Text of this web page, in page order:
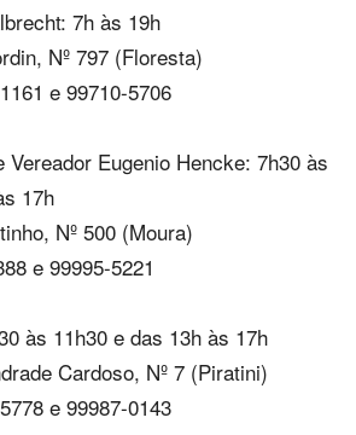
7h às 19h
Nº 797 (Floresta)
e 99710-5706
Vereador Eugenio Hencke: 7h30 às
17h
Nº 500 (Moura)
e 99995-5221
às 11h30 e das 13h às 17h
Cardoso, Nº 7 (Piratini)
e 99987-0143